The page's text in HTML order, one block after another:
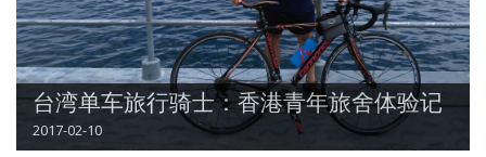
台湾单车旅行骑士：香港青年旅舍体验记
2017-02-10